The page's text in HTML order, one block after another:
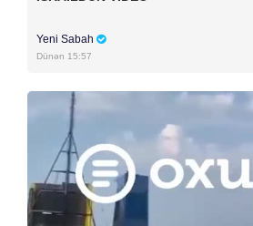
Yeni Sabah
Dünən 15:57